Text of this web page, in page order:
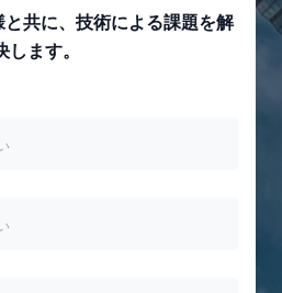
と共に、技術による課題を解
します。